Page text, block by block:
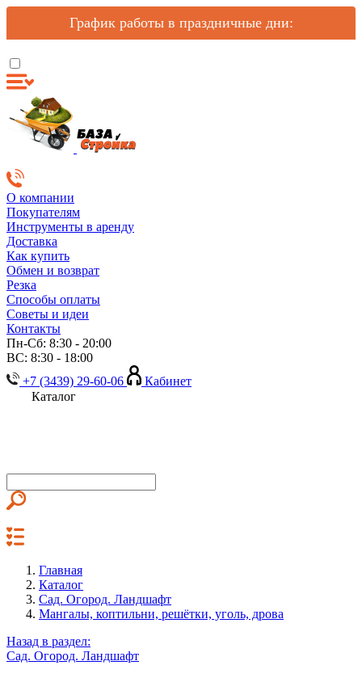
График работы в праздничные дни:
О компании
Покупателям
Инструменты в аренду
Доставка
Как купить
Обмен и возврат
Резка
Способы оплаты
Советы и идеи
Контакты
Пн-Сб: 8:30 - 20:00
ВС: 8:30 - 18:00
+7 (3439) 29-60-06
Кабинет
Каталог
Главная
Каталог
Сад. Огород. Ландшафт
Мангалы, коптильни, решётки, уголь, дрова
Назад в раздел:
Сад. Огород. Ландшафт